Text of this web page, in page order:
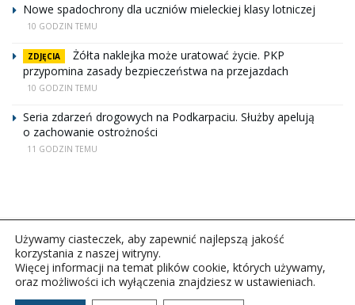
Nowe spadochrony dla uczniów mieleckiej klasy lotniczej
10 GODZIN TEMU
ZDJĘCIA
Żółta naklejka może uratować życie. PKP
przypomina zasady bezpieczeństwa na przejazdach
10 GODZIN TEMU
Seria zdarzeń drogowych na Podkarpaciu. Służby apelują
o zachowanie ostrożności
11 GODZIN TEMU
Copyright © 2026Polskie Radio Rzeszów S.A. w likwidacj.
Używamy ciasteczek, aby zapewnić najlepszą jakość
korzystania z naszej witryny.
Więcej informacji na temat plików cookie, których używamy,
oraz możliwości ich wyłączenia znajdziesz w ustawieniach.